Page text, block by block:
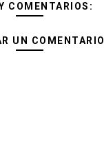
COMENTARIOS:
UN COMENTARIO